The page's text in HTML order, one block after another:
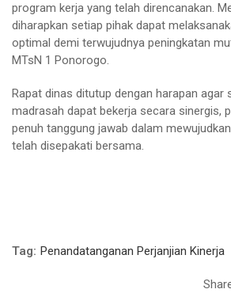
program kerja yang telah direncanakan.
diharapkan setiap pihak dapat
optimal demi terwujudnya peningkatan
MTsN 1 Ponorogo.
Rapat dinas ditutup dengan harapan agar
madrasah dapat bekerja secara sinergis,
penuh tanggung jawab dalam
telah disepakati bersama.
Tag: Penandatanganan Perjanjian Kinerja